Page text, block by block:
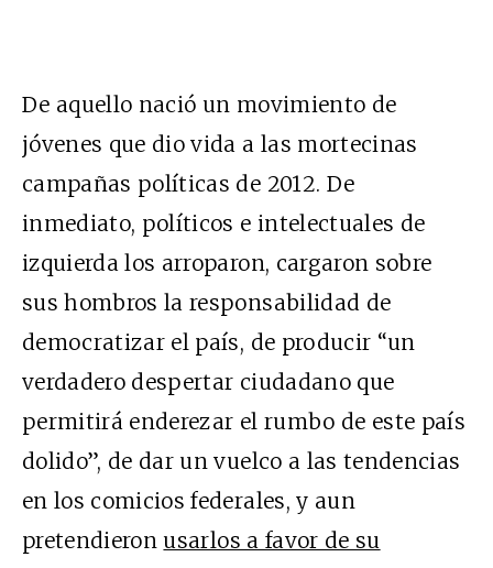
De aquello nació un movimiento de
jóvenes que dio vida a las mortecinas
campañas políticas de 2012. De
inmediato, políticos e intelectuales de
izquierda los arroparon, cargaron sobre
sus hombros la responsabilidad de
democratizar el país, de producir “un
verdadero despertar ciudadano que
permitirá enderezar el rumbo de este país
dolido”, de dar un vuelco a las tendencias
en los comicios federales, y aun
pretendieron usarlos a favor de su